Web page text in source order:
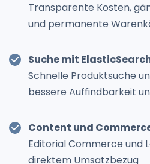
Transparente Kosten,
und permanente
Suche mit
Schnelle Produktsuche
bessere Auffindbarkeit
Content und
Editorial Commerce und
direktem Umsatzbezug